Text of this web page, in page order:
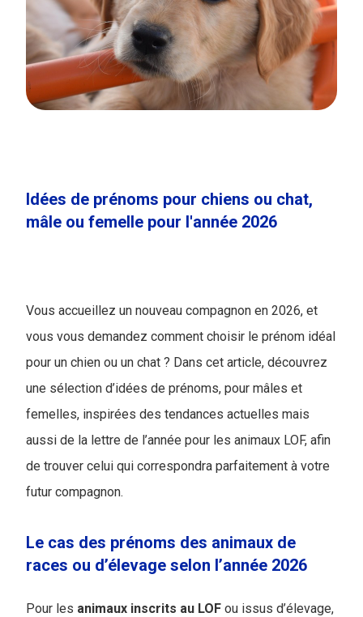
Idées de prénoms pour chiens ou chat,
mâle ou femelle pour l'année 2026
Vous accueillez un nouveau compagnon en 2026, et
vous vous demandez comment choisir le prénom idéal
pour un chien ou un chat ? Dans cet article, découvrez
une sélection d’idées de prénoms, pour mâles et
femelles, inspirées des tendances actuelles mais
aussi de la lettre de l’année pour les animaux LOF, afin
de trouver celui qui correspondra parfaitement à votre
futur compagnon.
Le cas des prénoms des animaux de
races ou d’élevage selon l’année 2026
Pour les animaux inscrits au LOF ou issus d’élevage,